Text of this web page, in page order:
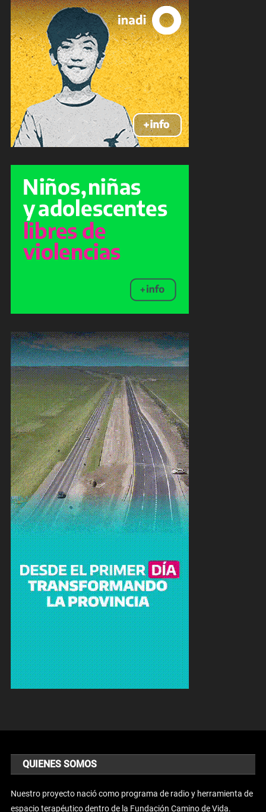
QUIENES SOMOS
Nuestro proyecto nació como programa de radio y herramienta de
espacio terapéutico dentro de la Fundación Camino de Vida.